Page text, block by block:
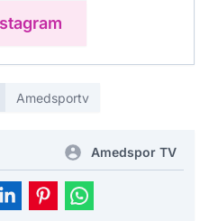
Amedsportv
Amedspor TV